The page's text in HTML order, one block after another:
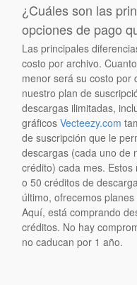
¿Cuáles son las
opciones de pago
Las principales
costo por archivo.
menor será su costo por
nuestro plan de
descargas ilimitadas,
gráficosVecteezy.com
de suscripción que le
descargas (cada uno de
crédito) cada mes.
o 50 créditos de
último, ofrecemos
Aquí, está comprando
créditos. No hay
no caducan por 1 año.